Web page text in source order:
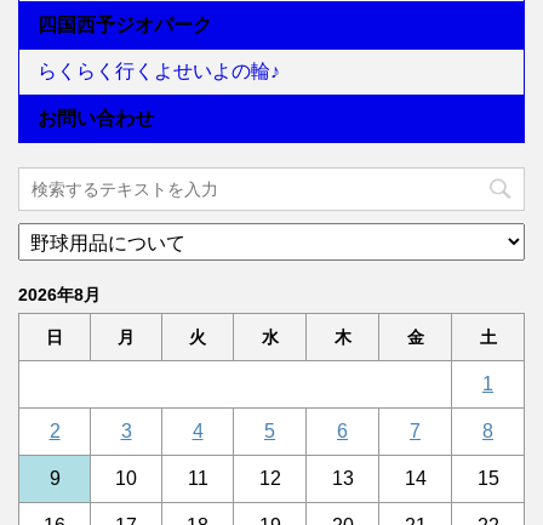
四国西予ジオパーク
らくらく行くよせいよの輪♪
お問い合わせ
2026年8月
日 月 火 水 木 金 土
1
2 3 4 5 6 7 8
9 10 11 12 13 14 15